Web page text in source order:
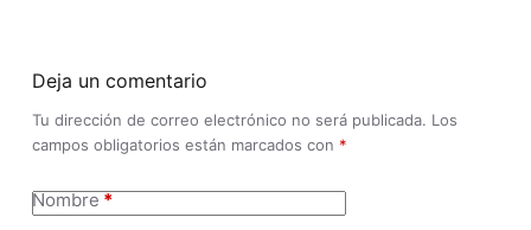
Deja un comentario
Tu dirección de correo electrónico no será publicada. Los
campos obligatorios están marcados con *
Nombre *